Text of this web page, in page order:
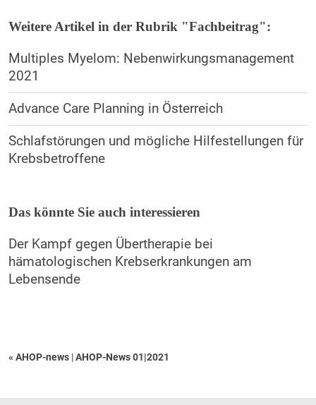
Weitere Artikel in der Rubrik "Fachbeitrag":
Multiples Myelom: Nebenwirkungsmanagement
2021
Advance Care Planning in Österreich
Schlafstörungen und mögliche Hilfestellungen für
Krebsbetroffene
Das könnte Sie auch interessieren
Der Kampf gegen Übertherapie bei
hämatologischen Krebserkrankungen am
Lebensende
« AHOP-news |AHOP-News 01|2021